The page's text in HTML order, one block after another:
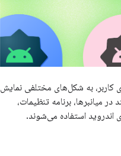
کاربر، به شکل‌های مختلفی نمایش
میانبرها، برنامه تنظیمات،
اندروید استفاده می‌شوند.